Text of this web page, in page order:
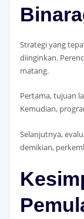
Strategi yang
diinginkan.
matang.
Pertama, tujuan
Kemudian,
Selanjutnya,
demikian,